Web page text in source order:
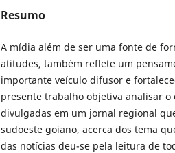
Resumo
A mídia além de ser uma fonte de
atitudes, também reflete um
importante veículo difusor e
presente trabalho objetiva analisar
divulgadas em um jornal regional
sudoeste goiano, acerca dos tema
das notícias deu-se pela leitura de